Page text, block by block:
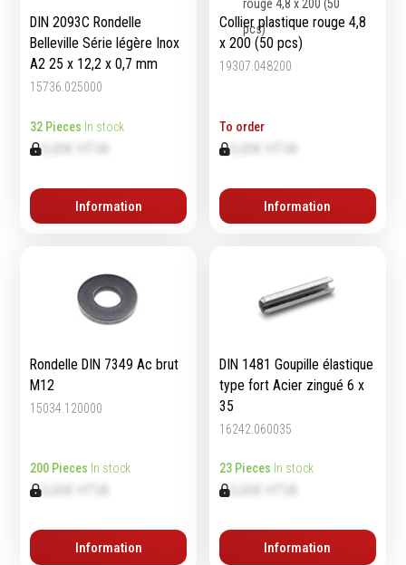
DIN 2093C Rondelle
Belleville Série légère Inox
A2 25 x 12,2 x 0,7 mm
15736.025000
32 Pieces In stock
0,00€ HTVA
Information
Collier plastique rouge 4,8
x 200 (50 pcs)
19307.048200
To order
Information
Rondelle DIN 7349 Ac brut
M12
15034.120000
200 Pieces In stock
0,00€ HTVA
Information
DIN 1481 Goupille élastique
type fort Acier zingué 6 x
35
16242.060035
23 Pieces In stock
Information